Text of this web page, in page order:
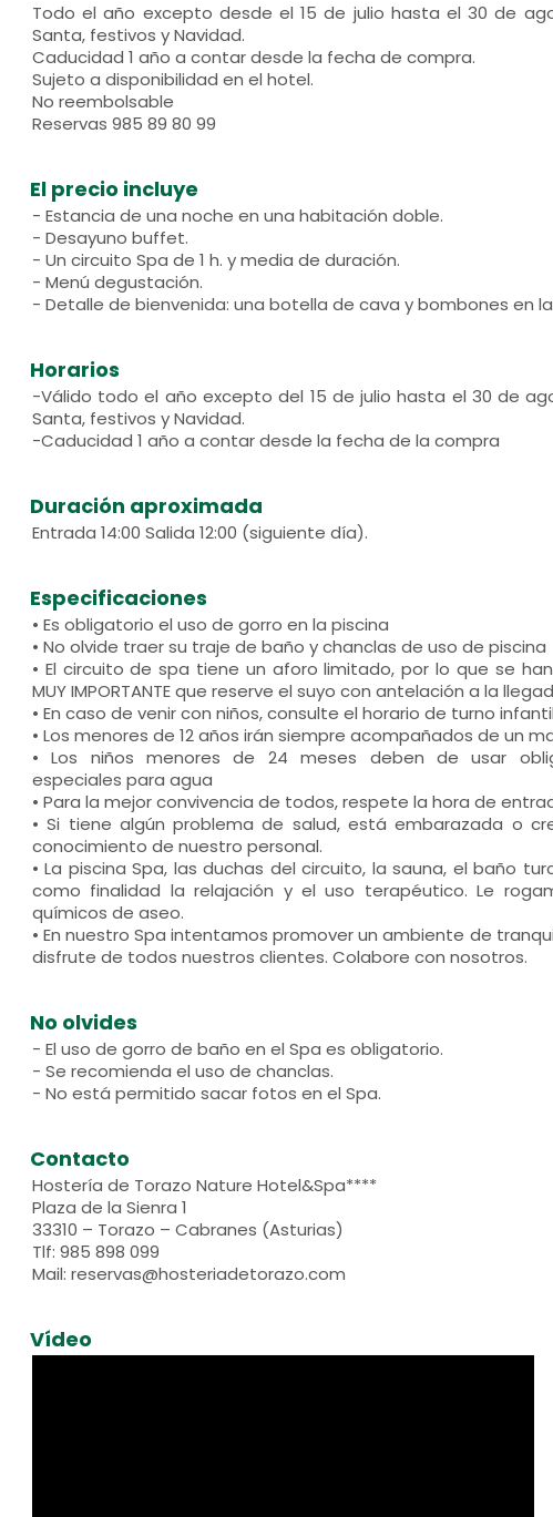
Todo el año excepto desde el 15 de julio hasta el 30 de
Santa, festivos y Navidad.
Caducidad 1 año a contar desde la fecha de compra.
Sujeto a disponibilidad en el hotel.
No reembolsable
Reservas 985 89 80 99
El precio incluye
- Estancia de una noche en una habitación doble.
- Desayuno buffet.
- Un circuito Spa de 1 h. y media de duración.
- Menú degustación.
- Detalle de bienvenida: una botella de cava y bombones en
Horarios
-Válido todo el año excepto del 15 de julio hasta el 30 de
Santa, festivos y Navidad.
-Caducidad 1 año a contar desde la fecha de la compra
Duración aproximada
Entrada 14:00 Salida 12:00 (siguiente día).
Especificaciones
• Es obligatorio el uso de gorro en la piscina
• No olvide traer su traje de baño y chanclas de uso de piscina
• El circuito de spa tiene un aforo limitado, por lo que se
MUY IMPORTANTE que reserve el suyo con antelación a la
• En caso de venir con niños, consulte el horario de turno
• Los menores de 12 años irán siempre acompañados de un
• Los niños menores de 24 meses deben de usar
especiales para agua
• Para la mejor convivencia de todos, respete la hora de
• Si tiene algún problema de salud, está embarazada o
conocimiento de nuestro personal.
• La piscina Spa, las duchas del circuito, la sauna, el baño
como finalidad la relajación y el uso terapéutico. Le
químicos de aseo.
• En nuestro Spa intentamos promover un ambiente de
disfrute de todos nuestros clientes. Colabore con nosotros.
No olvides
- El uso de gorro de baño en el Spa es obligatorio.
- Se recomienda el uso de chanclas.
- No está permitido sacar fotos en el Spa.
Contacto
Hostería de Torazo Nature Hotel&Spa****
Plaza de la Sienra 1
33310 – Torazo – Cabranes (Asturias)
Tlf: 985 898 099
Mail: reservas@hosteriadetorazo.com
Vídeo